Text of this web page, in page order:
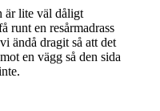
är lite väl dåligt
runt en resårmadrass
ändå dragit så att det
en vägg så den sida